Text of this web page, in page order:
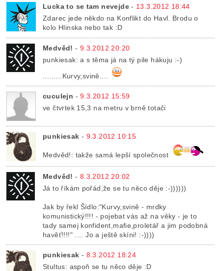
Lucka to se tam nevejde- 13.3.2012 18:44
Zdarec jede někdo na Konflikt do Havl. Brodu o
kolo Hlinska nebo tak :D
Medvěd! - 9.3.2012 20:20
punkiesak: a s těma já na tý pile hákuju :-)
.........Kurvy,svině....
cuculejn -9.3.2012 15:59
ve čtvrtek 15,3 na metru v brně totači
punkiesak - 9.3.2012 10:15
Medvěd!: takže samá lepší společnost
Medvěd! - 8.3.2012 20:02
Já to říkám pořád,že se tu něco děje :-))))))
Jak by řekl Šídlo:"Kurvy,svině - mrdky
komunistický!!!! - pojebat vás až na věky - je to
tady samej konfident,mafie,proletář a jim podobná
havěť!!!!" .... Jo a ještě skíni! :-))))
punkiesak - 8.3.2012 18:24
Stultus: aspoň se tu něco děje :D